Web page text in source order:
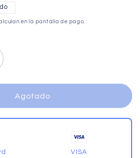
en la pantalla de pago.
Agotado
VISA